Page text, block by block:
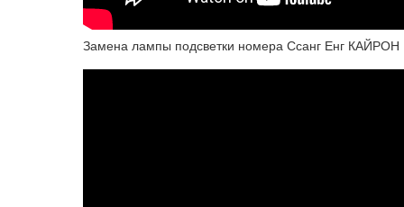
Замена лампы подсветки номера Ссанг Енг КАЙРОН